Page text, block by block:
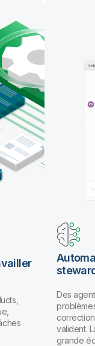
Code
de Qlik
Des
valident.
grande